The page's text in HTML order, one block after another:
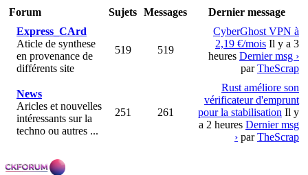
Forum
Sujets Messages
Dernier message
Express_CArd
Aticle de synthese
en provenance de
différents site
519 519
CyberGhost VPN à
2,19 €/mois Il y a 3
heures Dernier msg ›
parTheScrap
News
Aricles et nouvelles
intéressants sur la
techno ou autres ...
251 261
Rust améliore son
vérificateur d'emprunt
pour la stabilisation Il y
a 2 heures Dernier msg
› parTheScrap